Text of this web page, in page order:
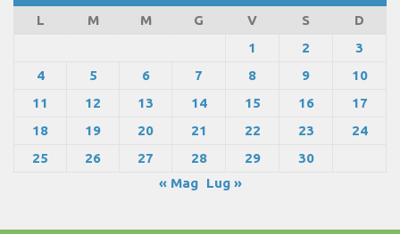
L
M M G V S
D
1
2
3
4
5 6 7 8 9
10
11
12 13 14 15 16
17
18
19 20 21 22 23
24
25
26 27 28 29
30
« Mag
Lug »